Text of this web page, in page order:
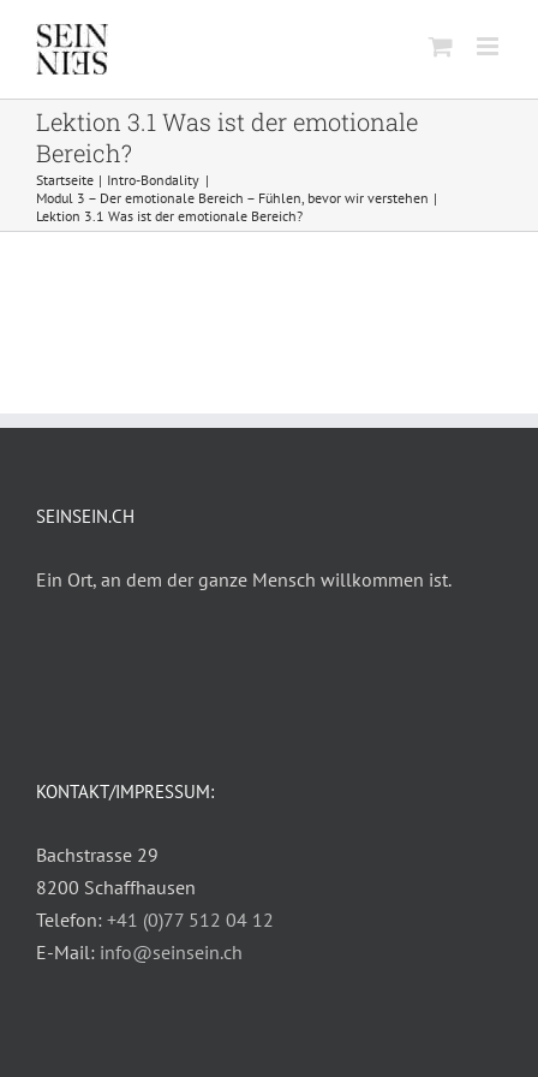
content
Lektion 3.1 Was ist der emotionale
Bereich?
Startseite
Intro-Bondality
Modul 3 – Der emotionale Bereich – Fühlen, bevor wir verstehen
Lektion 3.1 Was ist der emotionale Bereich?
SEINSEIN.CH
Ein Ort, an dem der ganze Mensch willkommen ist.
KONTAKT/IMPRESSUM:
Bachstrasse 29
8200 Schaffhausen
Telefon: +41 (0)77 512 04 12
E-Mail: info@seinsein.ch